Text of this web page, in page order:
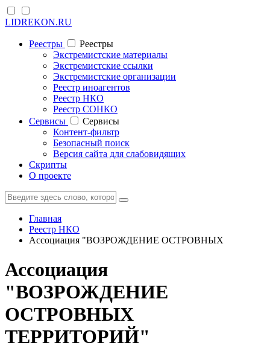
LIDREKON.RU
Реестры
Реестры
Экстремистские материалы
Экстремистские ссылки
Экстремистские организации
Реестр иноагентов
Реестр НКО
Реестр СОНКО
Cервисы
Cервисы
Контент-фильтр
Безопасный поиск
Версия сайта для слабовидящих
Скрипты
О проекте
Главная
Реестр НКО
Ассоциация "ВОЗРОЖДЕНИЕ ОСТРОВНЫХ
Ассоциация
"ВОЗРОЖДЕНИЕ
ОСТРОВНЫХ
ТЕРРИТОРИЙ"